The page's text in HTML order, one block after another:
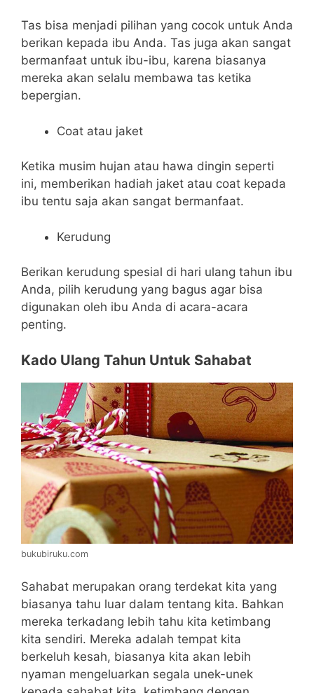
Tas bisa menjadi pilihan yang cocok untuk Anda
berikan kepada ibu Anda. Tas juga akan sangat
bermanfaat untuk ibu-ibu, karena biasanya
mereka akan selalu membawa tas ketika
bepergian.
Coat atau jaket
Ketika musim hujan atau hawa dingin seperti
ini, memberikan hadiah jaket atau coat kepada
ibu tentu saja akan sangat bermanfaat.
Kerudung
Berikan kerudung spesial di hari ulang tahun ibu
Anda, pilih kerudung yang bagus agar bisa
digunakan oleh ibu Anda di acara-acara
penting.
Kado Ulang Tahun Untuk Sahabat
bukubiruku.com
Sahabat merupakan orang terdekat kita yang
biasanya tahu luar dalam tentang kita. Bahkan
mereka terkadang lebih tahu kita ketimbang
kita sendiri. Mereka adalah tempat kita
berkeluh kesah, biasanya kita akan lebih
nyaman mengeluarkan segala unek-unek